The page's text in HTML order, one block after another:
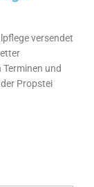
versendet
Terminen und
Propstei